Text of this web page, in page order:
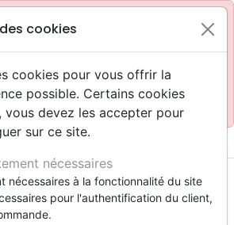
professionnels
: Se connecter
public : La Maison de la Bible
cookies
cookies pour vous offrir la
possible. Certains cookies
vous devez les accepter pour
sur ce site.
nécessaires
nécessaires à la fonctionnalité du site
pour l'authentification du client,